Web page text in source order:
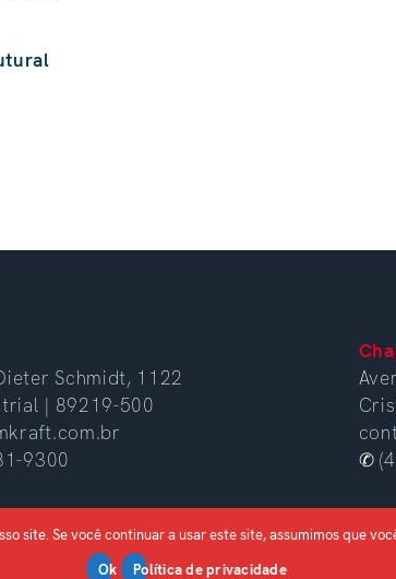
Schmidt, 1122
| 89219-500
9300
✆
site. Se você continuar a usar este site, assumimos que
Ok
Política de privacidade